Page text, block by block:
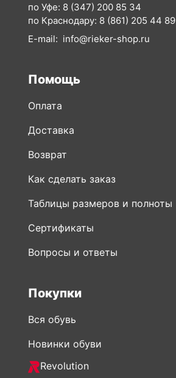
по Уфе: 8 (347) 200 85 34
по Краснодару: 8 (861) 205 44 89
E-mail: info@rieker-shop.ru
Помощь
Оплата
Доставка
Возврат
Как сделать заказ
Таблицы размеров и полноты
Сертификаты
Вопросы и ответы
Покупки
Вся обувь
Новинки обуви
Revolution